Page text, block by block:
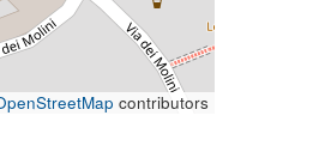
contributors